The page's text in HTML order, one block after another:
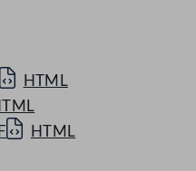
HTML
HTML